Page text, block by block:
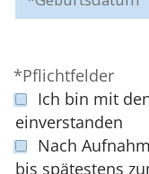
*Pflichtfelder
Ich bin mit
einverstanden
Nach
bis spätestens